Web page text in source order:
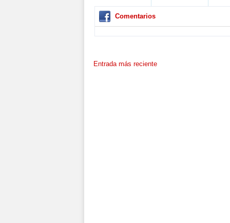
Comentarios
Entrada más reciente